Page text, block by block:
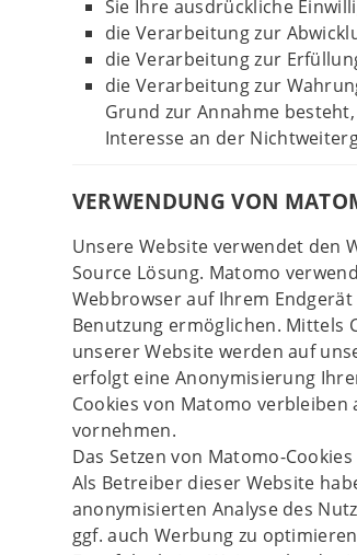
Sie Ihre ausdrückliche
die Verarbeitung zur
die Verarbeitung zur
die Verarbeitung zur
Grund zur Annahme
Interesse an der
VERWENDUNG VON
Unsere Website verwendet den
Source Lösung. Matomo
Webbrowser auf Ihrem
Benutzung ermöglichen. Mittels
unserer Website werden auf
erfolgt eine Anonymisierung
Cookies von Matomo verbleiben
vornehmen.
Das Setzen von Matomo-
Als Betreiber dieser Website
anonymisierten Analyse des
ggf. auch Werbung zu